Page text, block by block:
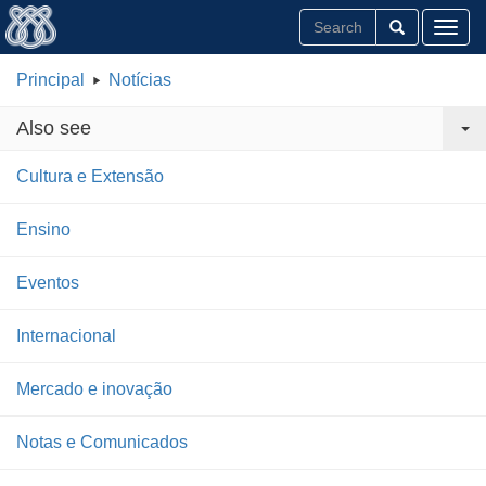
Principal Notícias
Also see
Cultura e Extensão
Ensino
Eventos
Internacional
Mercado e inovação
Notas e Comunicados